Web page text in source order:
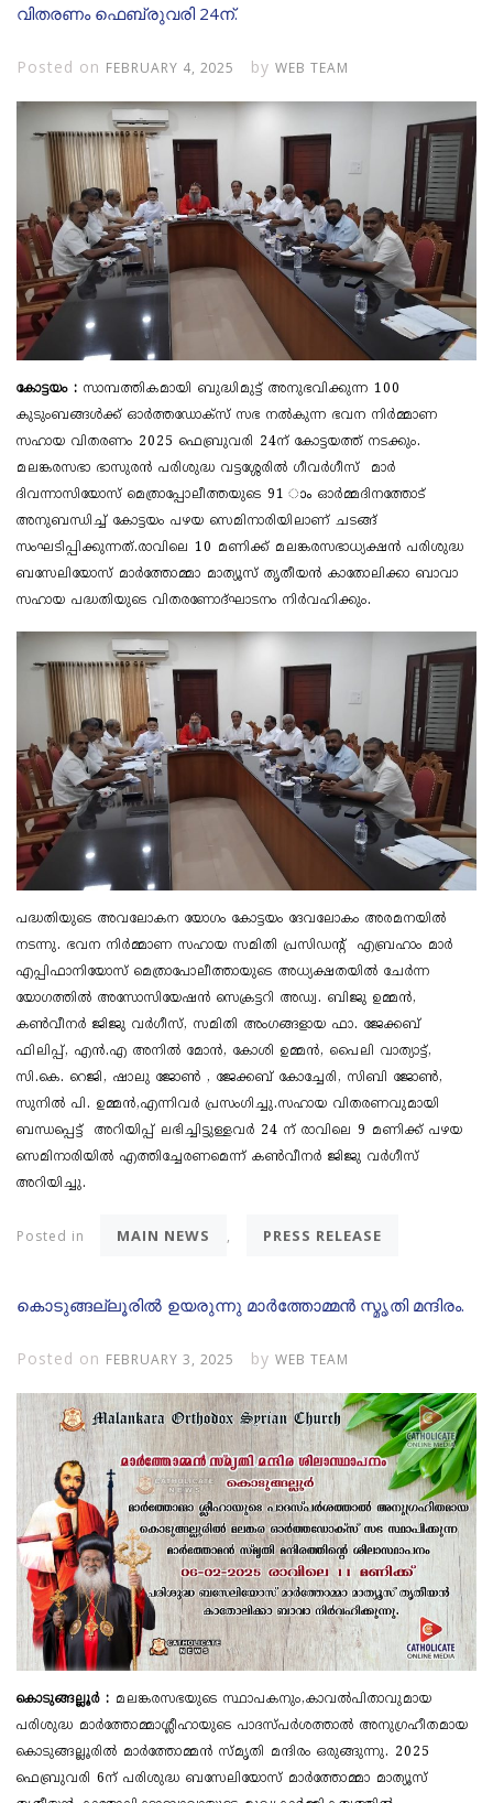
വിതരണം ഫെബ്രുവരി 24ന്.
Posted on FEBRUARY 4, 2025 byWEB TEAM
കോട്ടയം : സാമ്പത്തികമായി ബുദ്ധിമുട്ട് അനുഭവിക്കുന്ന 100
കുടുംബങ്ങൾക്ക് ഓർത്തഡോക്സ് സഭ നൽകുന്ന ഭവന നിർമ്മാണ
സഹായ വിതരണം 2025 ഫെബ്രുവരി 24ന് കോട്ടയത്ത് നടക്കും.
മലങ്കരസഭാ ഭാസുരൻ പരിശുദ്ധ വട്ടശ്ശേരിൽ ഗീവർഗീസ് മാർ
ദിവന്നാസിയോസ് മെത്രാപ്പോലീത്തയുടെ 91 ാം ഓർമ്മദിനത്തോട്
അനുബന്ധിച്ച് കോട്ടയം പഴയ സെമിനാരിയിലാണ് ചടങ്ങ്
സംഘടിപ്പിക്കുന്നത്.രാവിലെ 10 മണിക്ക് മലങ്കരസഭാധ്യക്ഷൻ പരിശുദ്ധ
ബസേലിയോസ് മാർത്തോമ്മാ മാത്യൂസ് തൃതീയൻ കാതോലിക്കാ ബാവാ
സഹായ പദ്ധതിയുടെ വിതരണോദ്ഘാടനം നിർവഹിക്കും.
പദ്ധതിയുടെ അവലോകന യോഗം കോട്ടയം ദേവലോകം അരമനയിൽ
നടന്നു. ഭവന നിർമ്മാണ സഹായ സമിതി പ്രസിഡൻ്റ് എബ്രഹാം മാർ
എപ്പിഫാനിയോസ് മെത്രാപോലീത്തായുടെ അധ്യക്ഷതയിൽ ചേർന്ന
യോഗത്തിൽ അസോസിയേഷൻ സെക്രട്ടറി അഡ്വ. ബിജു ഉമ്മൻ,
കൺവീനർ ജിജു വർഗീസ്, സമിതി അംഗങ്ങളായ ഫാ. ജേക്കബ്
ഫിലിപ്പ്, എൻ.എ അനിൽ മോൻ, കോശി ഉമ്മൻ, പൈലി വാത്യാട്ട്,
സി.കെ. റെജി, ഷാലു ജോൺ , ജേക്കബ് കോച്ചേരി, സിബി ജോൺ,
സുനിൽ പി. ഉമ്മൻ,എന്നിവർ പ്രസംഗിച്ചു.സഹായ വിതരണവുമായി
ബന്ധപ്പെട്ട് അറിയിപ്പ് ലഭിച്ചിട്ടുള്ളവർ 24 ന് രാവിലെ 9 മണിക്ക് പഴയ
സെമിനാരിയിൽ എത്തിച്ചേരണമെന്ന് കൺവീനർ ജിജു വർഗീസ്
അറിയിച്ചു.
Posted in MAIN NEWS , PRESS RELEASE
കൊടുങ്ങല്ലൂരിൽ ഉയരുന്നു മാർത്തോമ്മൻ സ്മൃതി മന്ദിരം.
Posted on FEBRUARY 3, 2025 byWEB TEAM
കൊടുങ്ങല്ലൂർ : മലങ്കരസഭയുടെ സ്ഥാപകനും,കാവൽപിതാവുമായ
പരിശുദ്ധ മാർത്തോമ്മാശ്ലീഹായുടെ പാദസ്പർശത്താൽ അനു​ഗ്രഹീതമായ
കൊടുങ്ങല്ലൂരിൽ മാർത്തോമ്മൻ സ്മൃതി മന്ദിരം ഒരുങ്ങുന്നു. 2025
ഫെബ്രുവരി 6ന് പരിശുദ്ധ ബസേലിയോസ് മാർത്തോമ്മാ മാത്യൂസ്